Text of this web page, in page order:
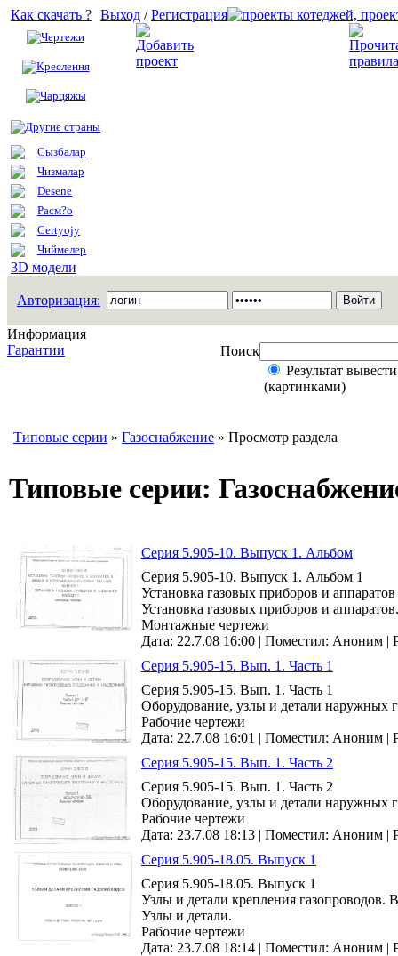
Как скачать ?
Чертежи
Креслення
Чарцяжы
Другие страны
Сызбалар
Чизмалар
Desene
Расм?о
Certyojy
Чиймелер
3D модели
Выход /Регистрация
Авторизация:
Информация
Гарантии
Поиск
Результат
(картинками)
Типовые серии » Газоснабжение » Просмотр раздела
Типовые серии:
Серия 5.905-10. Выпуск 1. Альбом
Серия 5.905-10. Выпуск 1. Альбом 1
Установка газовых приборов и
Установка газовых приборов и
Монтажные чертежи
Дата: 22.7.08 16:00 | Поместил: Аноним |
Серия 5.905-15. Вып. 1. Часть 1
Серия 5.905-15. Вып. 1. Часть 1
Оборудование, узлы и детали наружных
Рабочие чертежи
Дата: 22.7.08 16:01 | Поместил: Аноним |
Серия 5.905-15. Вып. 1. Часть 2
Серия 5.905-15. Вып. 1. Часть 2
Оборудование, узлы и детали наружных
Рабочие чертежи
Дата: 23.7.08 18:13 | Поместил: Аноним |
Серия 5.905-18.05. Выпуск 1
Серия 5.905-18.05. Выпуск 1
Узлы и детали крепления газопроводов.
Узлы и детали.
Рабочие чертежи
Дата: 23.7.08 18:14 | Поместил: Аноним |